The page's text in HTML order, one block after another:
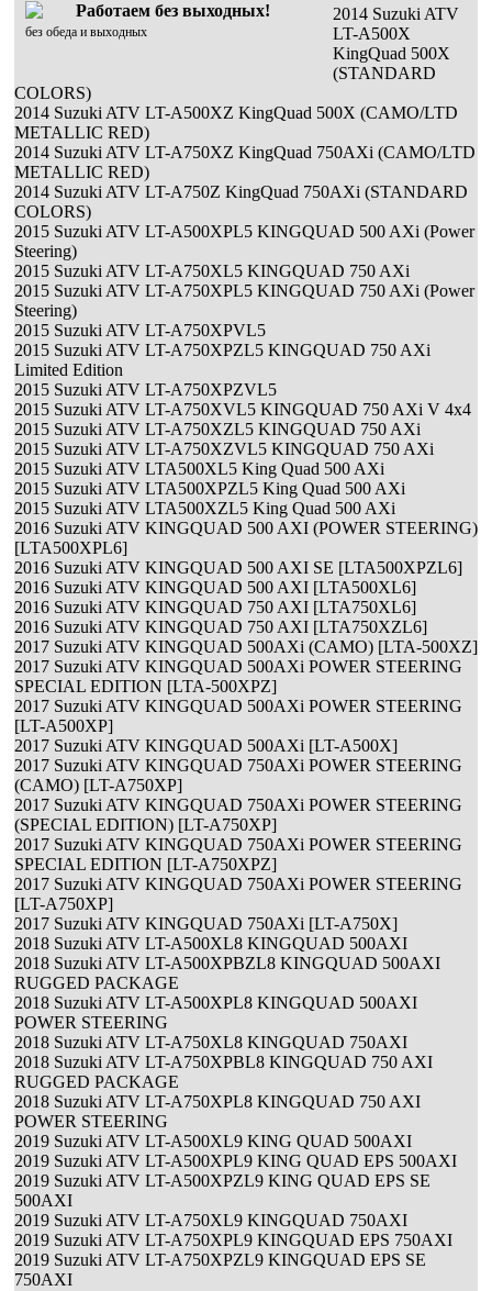
Работаем без выходных!
без обеда и выходных
2014 Suzuki ATV
LT-A500X
KingQuad 500X
(STANDARD
COLORS)
2014 Suzuki ATV LT-A500XZ KingQuad 500X (CAMO/LTD
METALLIC RED)
2014 Suzuki ATV LT-A750XZ KingQuad 750AXi (CAMO/LTD
METALLIC RED)
2014 Suzuki ATV LT-A750Z KingQuad 750AXi (STANDARD
COLORS)
2015 Suzuki ATV LT-A500XPL5 KINGQUAD 500 AXi (Power
Steering)
2015 Suzuki ATV LT-A750XL5 KINGQUAD 750 AXi
2015 Suzuki ATV LT-A750XPL5 KINGQUAD 750 AXi (Power
Steering)
2015 Suzuki ATV LT-A750XPVL5
2015 Suzuki ATV LT-A750XPZL5 KINGQUAD 750 AXi
Limited Edition
2015 Suzuki ATV LT-A750XPZVL5
2015 Suzuki ATV LT-A750XVL5 KINGQUAD 750 AXi V 4x4
2015 Suzuki ATV LT-A750XZL5 KINGQUAD 750 AXi
2015 Suzuki ATV LT-A750XZVL5 KINGQUAD 750 AXi
2015 Suzuki ATV LTA500XL5 King Quad 500 AXi
2015 Suzuki ATV LTA500XPZL5 King Quad 500 AXi
2015 Suzuki ATV LTA500XZL5 King Quad 500 AXi
2016 Suzuki ATV KINGQUAD 500 AXI (POWER STEERING)
[LTA500XPL6]
2016 Suzuki ATV KINGQUAD 500 AXI SE [LTA500XPZL6]
2016 Suzuki ATV KINGQUAD 500 AXI [LTA500XL6]
2016 Suzuki ATV KINGQUAD 750 AXI [LTA750XL6]
2016 Suzuki ATV KINGQUAD 750 AXI [LTA750XZL6]
2017 Suzuki ATV KINGQUAD 500AXi (CAMO) [LTA-500XZ]
2017 Suzuki ATV KINGQUAD 500AXi POWER STEERING
SPECIAL EDITION [LTA-500XPZ]
2017 Suzuki ATV KINGQUAD 500AXi POWER STEERING
[LT-A500XP]
2017 Suzuki ATV KINGQUAD 500AXi [LT-A500X]
2017 Suzuki ATV KINGQUAD 750AXi POWER STEERING
(CAMO) [LT-A750XP]
2017 Suzuki ATV KINGQUAD 750AXi POWER STEERING
(SPECIAL EDITION) [LT-A750XP]
2017 Suzuki ATV KINGQUAD 750AXi POWER STEERING
SPECIAL EDITION [LT-A750XPZ]
2017 Suzuki ATV KINGQUAD 750AXi POWER STEERING
[LT-A750XP]
2017 Suzuki ATV KINGQUAD 750AXi [LT-A750X]
2018 Suzuki ATV LT-A500XL8 KINGQUAD 500AXI
2018 Suzuki ATV LT-A500XPBZL8 KINGQUAD 500AXI
RUGGED PACKAGE
2018 Suzuki ATV LT-A500XPL8 KINGQUAD 500AXI
POWER STEERING
2018 Suzuki ATV LT-A750XL8 KINGQUAD 750AXI
2018 Suzuki ATV LT-A750XPBL8 KINGQUAD 750 AXI
RUGGED PACKAGE
2018 Suzuki ATV LT-A750XPL8 KINGQUAD 750 AXI
POWER STEERING
2019 Suzuki ATV LT-A500XL9 KING QUAD 500AXI
2019 Suzuki ATV LT-A500XPL9 KING QUAD EPS 500AXI
2019 Suzuki ATV LT-A500XPZL9 KING QUAD EPS SE
500AXI
2019 Suzuki ATV LT-A750XL9 KINGQUAD 750AXI
2019 Suzuki ATV LT-A750XPL9 KINGQUAD EPS 750AXI
2019 Suzuki ATV LT-A750XPZL9 KINGQUAD EPS SE
750AXI